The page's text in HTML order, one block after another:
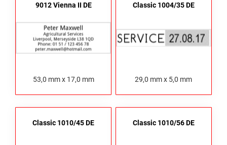
9012 Vienna II DE
53,0 mm x 17,0 mm
Classic 1004/35 DE
29,0 mm x 5,0 mm
Classic 1010/45 DE Classic 1010/56 DE